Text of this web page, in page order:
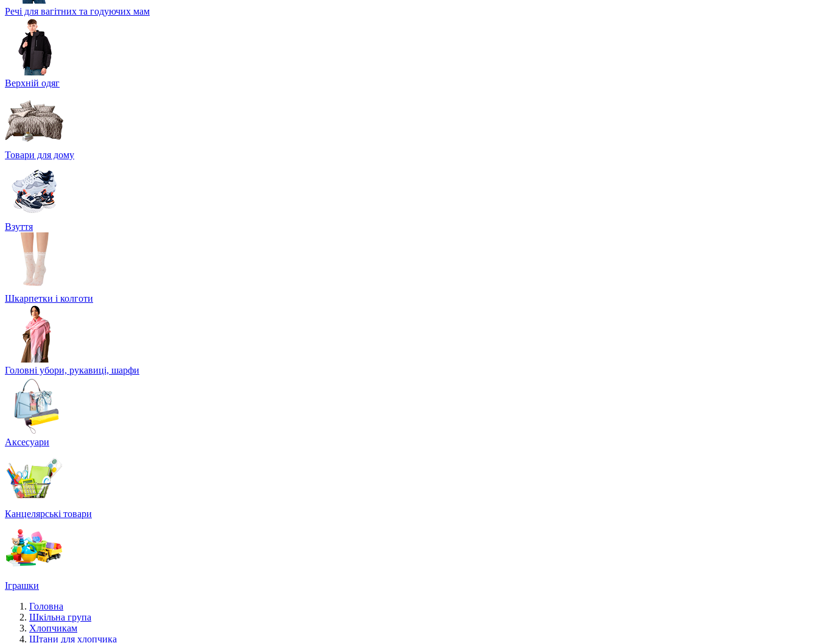
Речі для вагітних та годуючих мам
Верхній одяг
Товари для дому
Взуття
Шкарпетки і колготи
Головні убори, рукавиці, шарфи
Аксесуари
Канцелярські товари
Іграшки
Головна
Шкільна група
Хлопчикам
Штани для хлопчика